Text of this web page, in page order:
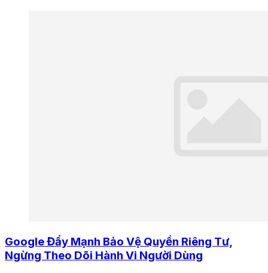
Google Đẩy Mạnh Bảo Vệ Quyền Riêng Tư,
Ngừng Theo Dõi Hành Vi Người Dùng